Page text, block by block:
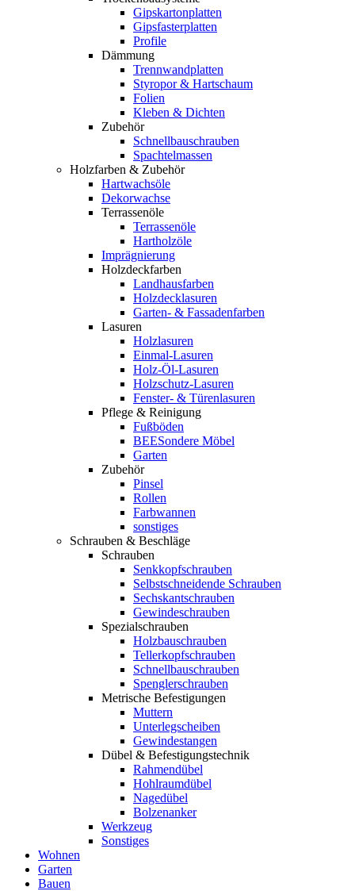
Gipskartonplatten
Gipsfasterplatten
Profile
Dämmung
Trennwandplatten
Styropor & Hartschaum
Folien
Kleben & Dichten
Zubehör
Schnellbauschrauben
Spachtelmassen
Holzfarben & Zubehör
Hartwachsöle
Dekorwachse
Terrassenöle
Terrassenöle
Hartholzöle
Imprägnierung
Holzdeckfarben
Landhausfarben
Holzdecklasuren
Garten- & Fassadenfarben
Lasuren
Holzlasuren
Einmal-Lasuren
Holz-Öl-Lasuren
Holzschutz-Lasuren
Fenster- & Türenlasuren
Pflege & Reinigung
Fußböden
BEESondere Möbel
Garten
Zubehör
Pinsel
Rollen
Farbwannen
sonstiges
Schrauben & Beschläge
Schrauben
Senkkopfschrauben
Selbstschneidende Schrauben
Sechskantschrauben
Gewindeschrauben
Spezialschrauben
Holzbauschrauben
Tellerkopfschrauben
Schnellbauschrauben
Spenglerschrauben
Metrische Befestigungen
Muttern
Unterlegscheiben
Gewindestangen
Dübel & Befestigungstechnik
Rahmendübel
Hohlraumdübel
Nagedübel
Bolzenanker
Werkzeug
Sonstiges
Wohnen
Garten
Bauen